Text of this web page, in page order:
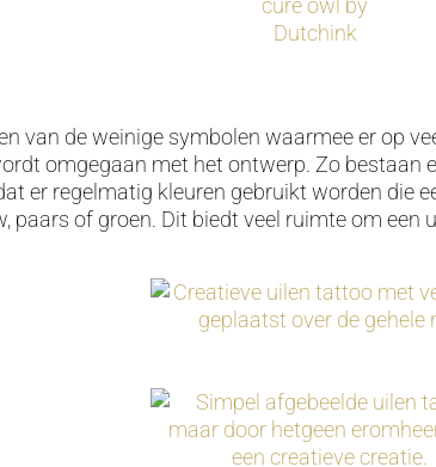
van de weinige symbolen waarmee er op
omgegaan met het ontwerp. Zo bestaan
er regelmatig kleuren gebruikt worden die
paars of groen. Dit biedt veel ruimte om een